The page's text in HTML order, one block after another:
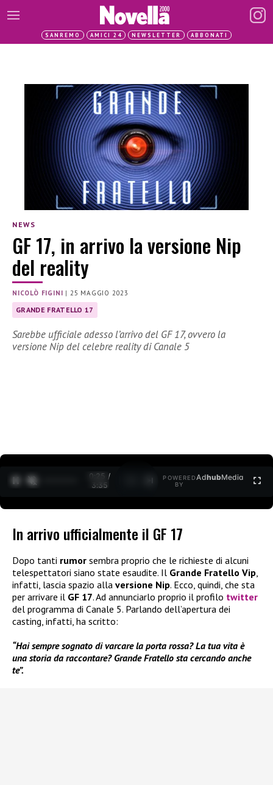
SANREMO AMICI 24 NEWSLETTER ABBONATI
NEWS
GF 17, in arrivo la versione Nip
del reality
NICOLÒ FIGINI | 25 MAGGIO 2023
GRANDE FRATELLO 17
Sarebbe ufficiale adesso l’arrivo del GF 17, ovvero la
versione Nip del celebre reality di Canale 5
0:26 /
3:35
POWERED
BY
AdhubMedia
In arrivo ufficialmente il GF 17
Dopo tanti rumor sembra proprio che le richieste di alcuni
telespettatori siano state esaudite. Il Grande Fratello Vip,
infatti, lascia spazio alla versione Nip. Ecco, quindi, che sta
per arrivare il GF 17. Ad annunciarlo proprio il profilo twitter
del programma di Canale 5. Parlando dell’apertura dei
casting, infatti, ha scritto:
“Hai sempre sognato di varcare la porta rossa? La tua vita è
una storia da raccontare? Grande Fratello sta cercando anche
te”.